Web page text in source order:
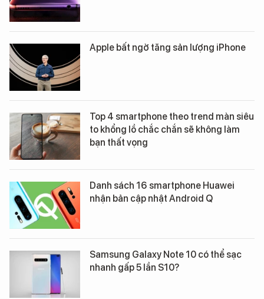
Apple bất ngờ tăng sản lượng iPhone
Top 4 smartphone theo trend màn siêu
to khổng lồ chắc chắn sẽ không làm
bạn thất vọng
Danh sách 16 smartphone Huawei
nhận bản cập nhật Android Q
Samsung Galaxy Note 10 có thể sạc
nhanh gấp 5 lần S10?